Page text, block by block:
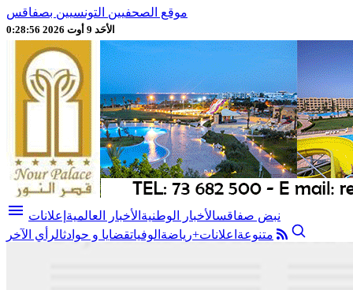
موقع الصحفيين التونسيين بصفاقس
الأحَد 9 أوت 2026 0:28:58
menu نبض صفاقسالأخبار الوطنية الأخبار العالمية إعلانات
متنوعة اعلانات+رياضة الوفياتقضايا و حوادثالرأي الآخر